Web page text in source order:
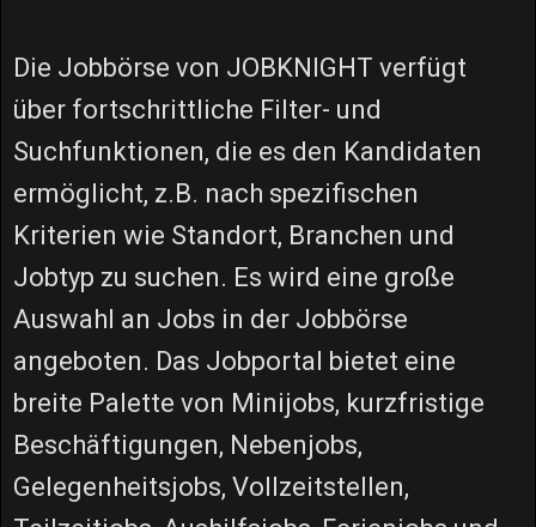
Die Jobbörse von JOBKNIGHT verfügt
über fortschrittliche Filter- und
Suchfunktionen, die es den Kandidaten
ermöglicht, z.B. nach spezifischen
Kriterien wie Standort, Branchen und
Jobtyp zu suchen. Es wird eine große
Auswahl an Jobs in der Jobbörse
angeboten. Das Jobportal bietet eine
breite Palette von Minijobs, kurzfristige
Beschäftigungen, Nebenjobs,
Gelegenheitsjobs, Vollzeitstellen,